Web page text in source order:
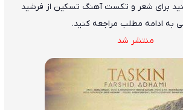
برای شعر و تکست آهنگ تسکین از فرشید
به ادامه مطلب مراجعه کنید.
منتشر شد